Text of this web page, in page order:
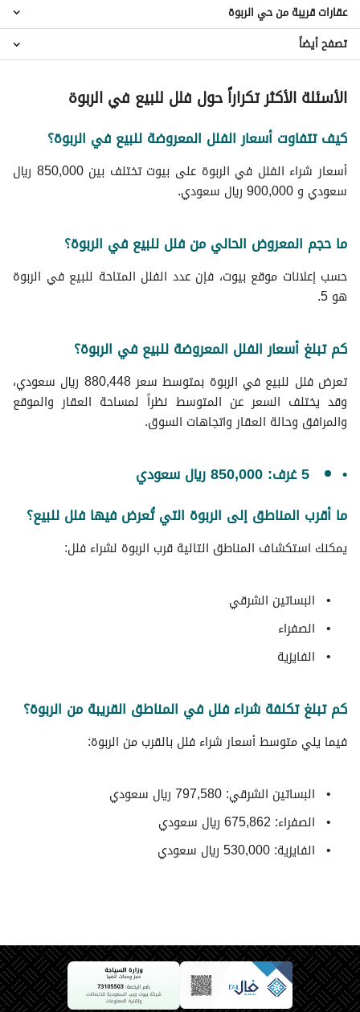
فلل 4 غرف نوم للبيع في حي الربوة
فلل 5 غرف نوم للبيع في حي الربوة
شقق للبيع في حي الربوة
عمائر سكنية للبيع في حي الربوة
فلل حي البساتين الشرقي
فلل حي النور
فلل حي الوسيطاء
فلل حي التخصصي
فلل حي الفايزية
فلل حي النازية
فلل حي الصفراء
فلل حي الحمر الجنوبي
فلل حي الرفيعة
عقارات قريبة من حي الربوة
تصفح أيضاً
الأسئلة الأكثر تكراراً حول فلل للبيع في الربوة
كيف تتفاوت أسعار الفلل المعروضة للبيع في الربوة؟
أسعار شراء الفلل في الربوة على بيوت تختلف بين 850,000 ريال
سعودي و 900,000 ريال سعودي.
ما حجم المعروض الحالي من فلل للبيع في الربوة؟
حسب إعلانات موقع بيوت، فإن عدد الفلل المتاحة للبيع في الربوة
هو 5.
كم تبلغ أسعار الفلل المعروضة للبيع في الربوة؟
تعرض فلل للبيع في الربوة بمتوسط سعر 880,448 ريال سعودي،
وقد يختلف السعر عن المتوسط نظراً لمساحة العقار والموقع
والمرافق وحالة العقار واتجاهات السوق.
5 غرف: 850,000 ريال سعودي
ما أقرب المناطق إلى الربوة التي تُعرض فيها فلل للبيع؟
يمكنك استكشاف المناطق التالية قرب الربوة لشراء فلل:
البساتين الشرقي
الصفراء
الفايزية
كم تبلغ تكلفة شراء فلل في المناطق القريبة من الربوة؟
فيما يلي متوسط ​​أسعار شراء فلل بالقرب من الربوة:
البساتين الشرقي: 797,580 ريال سعودي
الصفراء: 675,862 ريال سعودي
الفايزية: 530,000 ريال سعودي